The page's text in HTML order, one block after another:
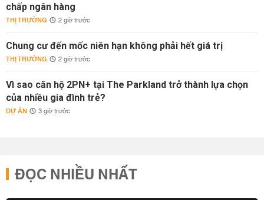
chấp ngân hàng
THỊ TRƯỜNG 2 giờ trước
Chung cư đến mốc niên hạn không phải hết giá trị
THỊ TRƯỜNG 2 giờ trước
Vì sao căn hộ 2PN+ tại The Parkland trở thành lựa chọn
của nhiều gia đình trẻ?
DỰ ÁN 3 giờ trước
ĐỌC NHIỀU NHẤT